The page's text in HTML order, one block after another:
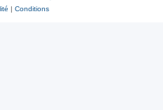
| Conditions